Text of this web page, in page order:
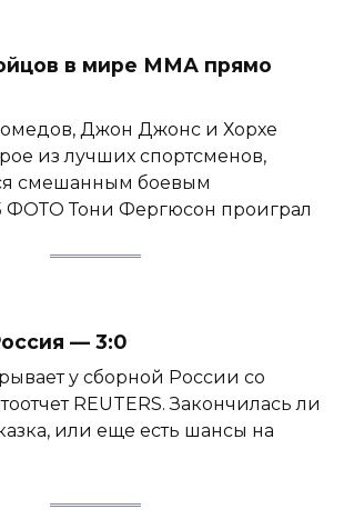
в мире ММА прямо
Джон Джонс и Хорхе
из лучших спортсменов,
смешанным боевым
ФОТО Тони Фергюсон проиграл
— 3:0
у сборной России со
REUTERS. Закончилась ли
или еще есть шансы на